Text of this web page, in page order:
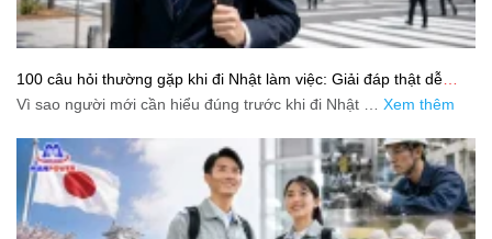
100 câu hỏi thường gặp khi đi Nhật làm việc: Giải đáp thật dễ
hiểu cho người mới bắt đầu
Vì sao người mới cần hiểu đúng trước khi đi Nhật … Xem thêm